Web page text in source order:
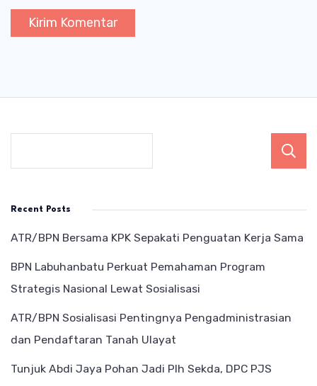
Recent Posts
ATR/BPN Bersama KPK Sepakati Penguatan Kerja Sama
BPN Labuhanbatu Perkuat Pemahaman Program
Strategis Nasional Lewat Sosialisasi
ATR/BPN Sosialisasi Pentingnya Pengadministrasian
dan Pendaftaran Tanah Ulayat
Tunjuk Abdi Jaya Pohan Jadi Plh Sekda, DPC PJS